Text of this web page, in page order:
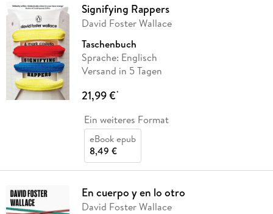
Signifying Rappers
David Foster Wallace
Taschenbuch
Sprache: Englisch
Versand in 5 Tagen
21,99 €*
Ein weiteres Format
eBook epub
8,49 €
En cuerpo y en lo otro
David Foster Wallace